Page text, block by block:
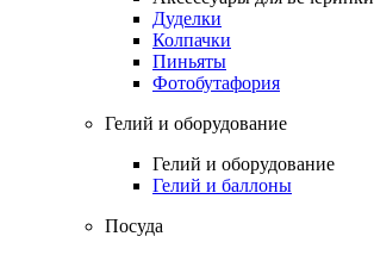
Дуделки
Колпачки
Пиньяты
Фотобутафория
Гелий и оборудование
Гелий и оборудование
Гелий и баллоны
Посуда